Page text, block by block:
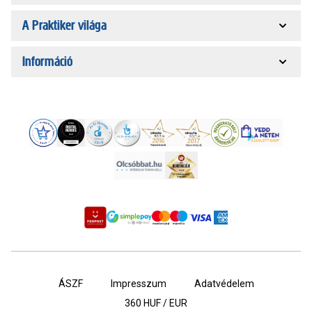
A Praktiker világa
Információ
ÁSZF Impresszum
Adatvédelem
360 HUF / EUR